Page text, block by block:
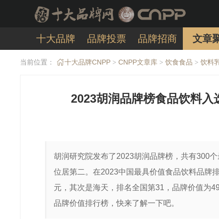
十大品牌 品牌投票 品牌招商 文章
当前位置： 十大品牌CNPP > CNPP文章库 > 饮食食品 > 饮料
2023胡润品牌榜食品饮料
胡润研究院发布了2023胡润品牌榜，共有300
位居第二。在2023中国最具价值食品饮料品牌
元，其次是海天，排名全国第31，品牌价值为
品牌价值排行榜，快来了解一下吧。